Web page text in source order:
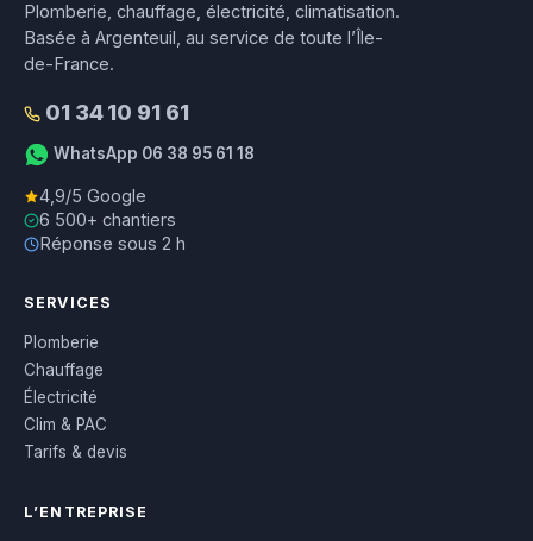
Plomberie, chauffage, électricité, climatisation.
Basée à Argenteuil, au service de toute l’Île-
de-France.
01 34 10 91 61
WhatsApp 06 38 95 61 18
4,9/5 Google
6 500+ chantiers
Réponse sous 2 h
SERVICES
Plomberie
Chauffage
Électricité
Clim & PAC
Tarifs & devis
L’ENTREPRISE